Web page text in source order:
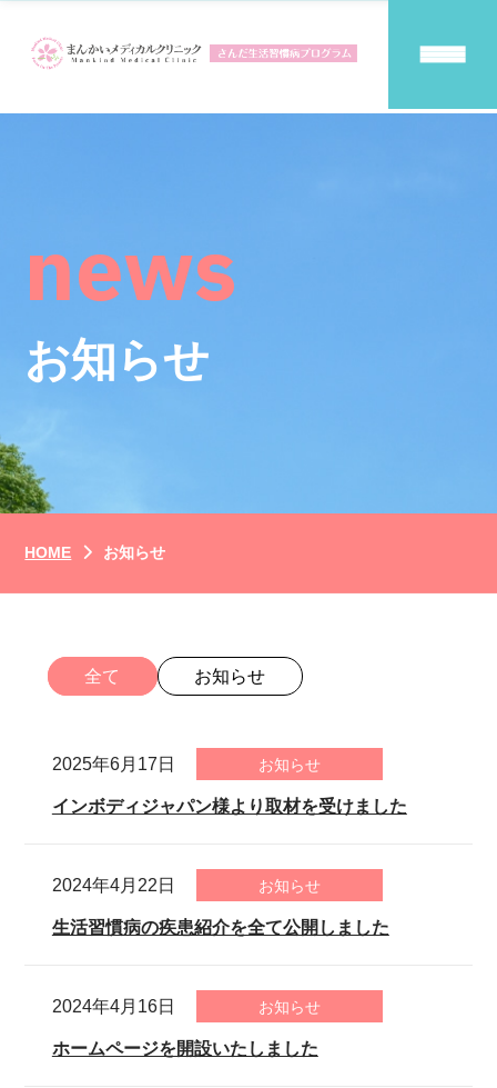
お知らせ
news
HOME お知らせ
全て お知らせ
2025年6月17日 お知らせ
インボディジャパン様より取材を受けました
2024年4月22日 お知らせ
生活習慣病の疾患紹介を全て公開しました
2024年4月16日 お知らせ
ホームページを開設いたしました